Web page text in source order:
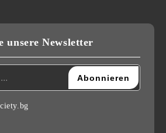
unsere Newsletter